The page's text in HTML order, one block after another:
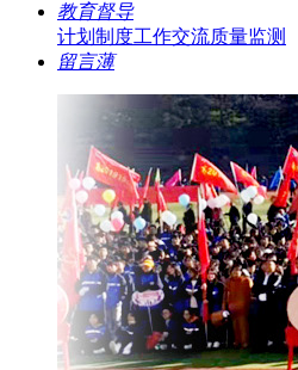
教育督导
计划制度工作交流质量监测
留言薄